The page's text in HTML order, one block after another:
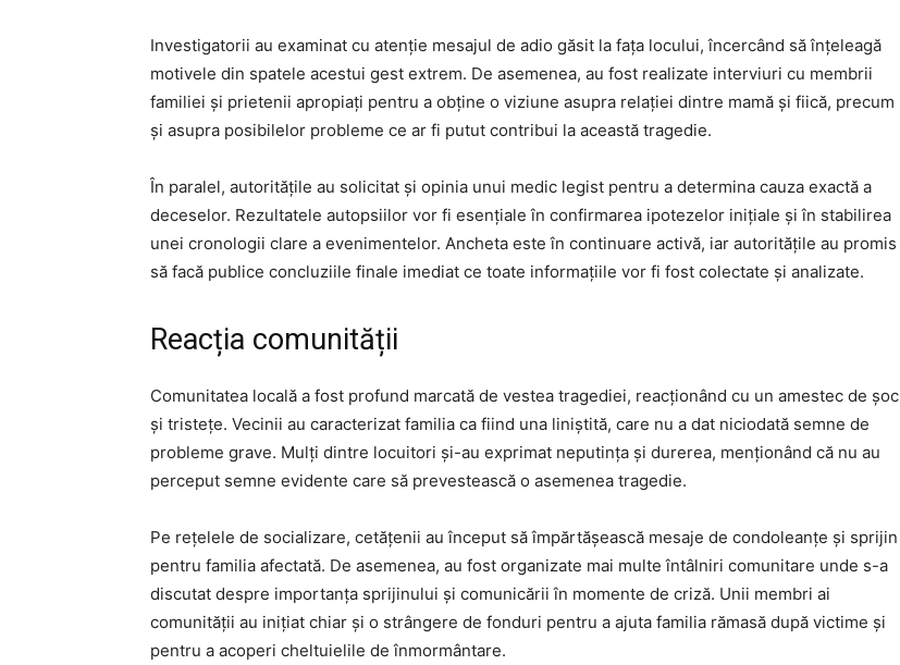
Investigatorii au examinat cu atenție mesajul de adio găsit la fața locului, încercând să înțeleagă
motivele din spatele acestui gest extrem. De asemenea, au fost realizate interviuri cu membrii
familiei și prietenii apropiați pentru a obține o viziune asupra relației dintre mamă și fiică, precum
și asupra posibilelor probleme ce ar fi putut contribui la această tragedie.
În paralel, autoritățile au solicitat și opinia unui medic legist pentru a determina cauza exactă a
deceselor. Rezultatele autopsiilor vor fi esențiale în confirmarea ipotezelor inițiale și în stabilirea
unei cronologii clare a evenimentelor. Ancheta este în continuare activă, iar autoritățile au promis
să facă publice concluziile finale imediat ce toate informațiile vor fi fost colectate și analizate.
Reacția comunității
Comunitatea locală a fost profund marcată de vestea tragediei, reacționând cu un amestec de șoc
și tristețe. Vecinii au caracterizat familia ca fiind una liniștită, care nu a dat niciodată semne de
probleme grave. Mulți dintre locuitori și-au exprimat neputința și durerea, menționând că nu au
perceput semne evidente care să prevestească o asemenea tragedie.
Pe rețelele de socializare, cetățenii au început să împărtășească mesaje de condoleanțe și sprijin
pentru familia afectată. De asemenea, au fost organizate mai multe întâlniri comunitare unde s-a
discutat despre importanța sprijinului și comunicării în momente de criză. Unii membri ai
comunității au inițiat chiar și o strângere de fonduri pentru a ajuta familia rămasă după victime și
pentru a acoperi cheltuielile de înmormântare.